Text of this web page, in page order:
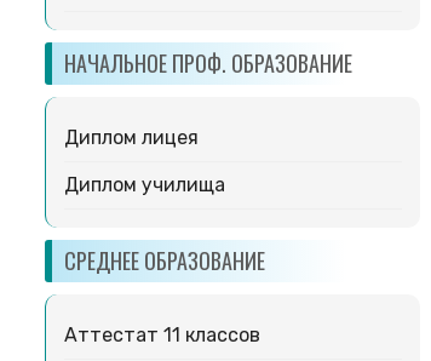
НАЧАЛЬНОЕ ПРОФ. ОБРАЗОВАНИЕ
Диплом лицея
Диплом училища
СРЕДНЕЕ ОБРАЗОВАНИЕ
Аттестат 11 классов